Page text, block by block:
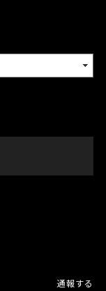
通報する